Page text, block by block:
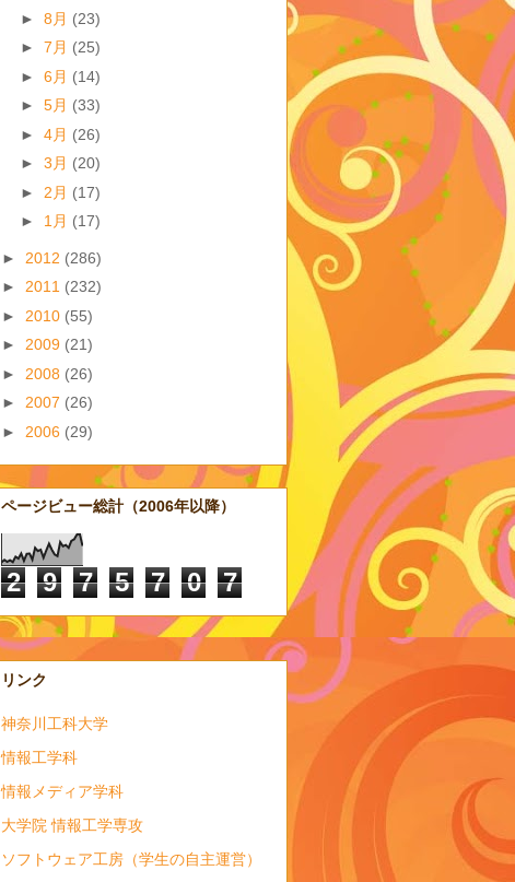
► 8月 (23)
► 7月 (25)
► 6月 (14)
► 5月 (33)
► 4月 (26)
► 3月 (20)
► 2月 (17)
► 1月 (17)
► 2012 (286)
► 2011 (232)
► 2010 (55)
► 2009 (21)
► 2008 (26)
► 2007 (26)
► 2006 (29)
ページビュー総計（2006年以降）
2 9 7 5 7 0 7
リンク
神奈川工科大学
情報工学科
情報メディア学科
大学院 情報工学専攻
ソフトウェア工房（学生の自主運営）